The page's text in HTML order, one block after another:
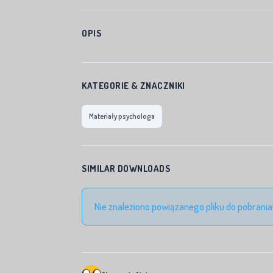
OPIS
KATEGORIE & ZNACZNIKI
Materiały psychologa
SIMILAR DOWNLOADS
Nie znaleziono powiązanego pliku do